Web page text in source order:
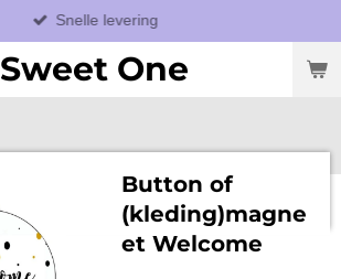
Sweet One
Snelle levering
Button of
(kleding)magne
et Welcome